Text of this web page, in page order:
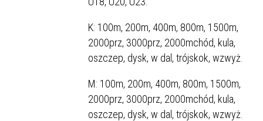
K: 100m, 200m, 400m, 800m, 1500m,
2000prz, 3000prz, 2000mchód, kula,
oszczep, dysk, w dal, trójskok, wzwyż.
M: 100m, 200m, 400m, 800m, 1500m,
2000prz, 3000prz, 2000mchód, kula,
oszczep, dysk, w dal, trójskok, wzwyż.